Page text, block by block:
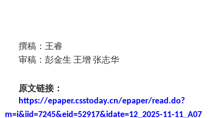
撰稿：王睿
审稿：彭金生 王增 张志华
原文链接：
https://epaper.csstoday.cn/epaper/read.do?
m=i&iid=7245&eid=52917&idate=12_2025-11-11_A07